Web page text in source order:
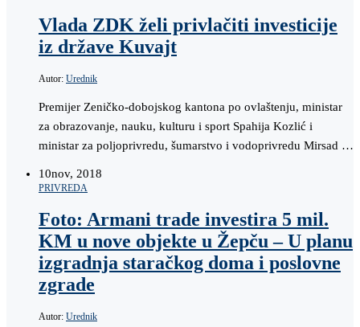
Vlada ZDK želi privlačiti investicije
iz države Kuvajt
Autor: Urednik
Premijer Zeničko-dobojskog kantona po ovlaštenju, ministar
za obrazovanje, nauku, kulturu i sport Spahija Kozlić i
ministar za poljoprivredu, šumarstvo i vodoprivredu Mirsad …
10nov, 2018
PRIVREDA
Foto: Armani trade investira 5 mil.
KM u nove objekte u Žepču – U planu
izgradnja staračkog doma i poslovne
zgrade
Autor: Urednik